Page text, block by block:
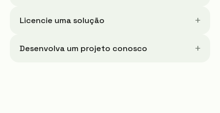
Licencie uma solução +
Desenvolva um projeto conosco +